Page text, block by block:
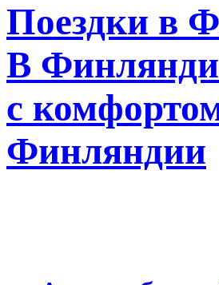
Поездки в
В
с
Финляндии